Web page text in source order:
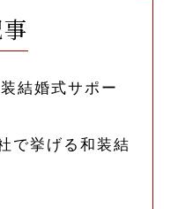
結婚式サポー
で挙げる和装結